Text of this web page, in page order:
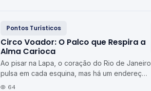
Pontos Turísticos
Circo Voador: O Palco que Respira a
Alma Carioca
Ao pisar na Lapa, o coração do Rio de Janeiro
pulsa em cada esquina, mas há um endereço
que captura essa energia como poucos: o
64